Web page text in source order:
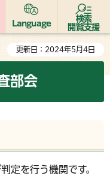
Language
検索
閲覧支援
更新日：2024年5月4日
部会
定を行う機関です。